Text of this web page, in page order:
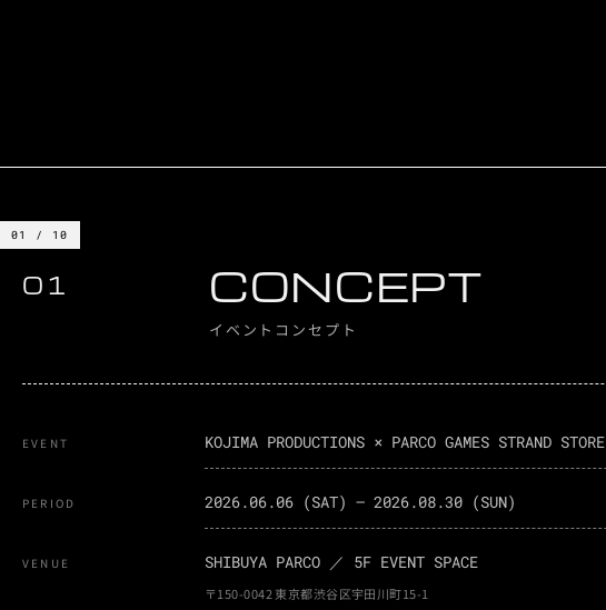
01 / 10
01 CONCEPT
イベントコンセプト
EVENT KOJIMA PRODUCTIONS × PARCO GAMES STRAND STORE
PERIOD 2026.06.06 (SAT) — 2026.08.30 (SUN)
VENUE SHIBUYA PARCO ／ 5F EVENT SPACE
〒150-0042 東京都渋谷区宇田川町15-1